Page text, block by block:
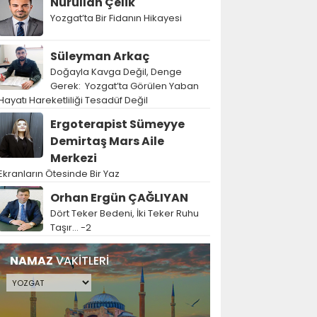
Yozgat’ta Bir Fidanın Hikayesi
Süleyman Arkaç
Doğayla Kavga Değil, Denge
Gerek: Yozgat’ta Görülen Yaban
Hareketliliği Tesadüf Değil
Ergoterapist Sümeyye
Demirtaş Mars Aile
Merkezi
Ötesinde Bir Yaz
Orhan Ergün ÇAĞLIYAN
Dört Teker Bedeni, İki Teker Ruhu
Taşır… -2
NAMAZVAKİTLERİ